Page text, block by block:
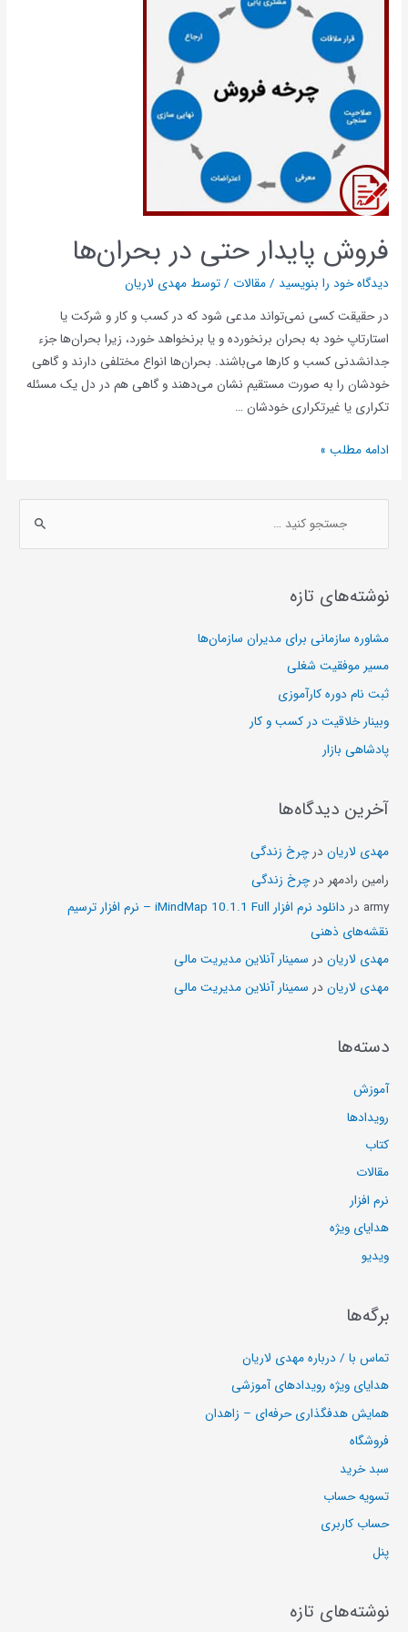
فروش پایدار حتی در بحران‌ها
دیدگاه‌ خود را بنویسید /مقالات / توسطمهدی لاریان
در حقیقت کسی نمی‌تواند مدعی شود که در کسب و کار و شرکت یا
استارتاپ خود به بحران برنخورده و یا برنخواهد خورد، زیرا بحران‌ها جزء
جدانشدنی کسب و کارها می‌باشند. بحران‌ها انواع مختلفی دارند و گاهی
خودشان را به صورت مستقیم نشان می‌دهند و گاهی هم در دل یک مسئله
تکراری یا غیرتکراری خودشان …
فروش
حتی
ادامه مطلب »
و
ی
نوشته‌های تازه
مشاوره سازمانی برای مدیران سازمان‌ها
مسیر موفقیت شغلی
ثبت نام دوره کارآموزی
وبینار خلاقیت در کسب و کار
پادشاهی بازار
آخرین دیدگاه‌ها
مهدی لاریان درچرخ زندگی
رامین رادمهر درچرخ زندگی
army در
دانلود نرم افزار iMindMap 10.1.1 Full – نرم افزار ترسیم
نقشه‌های ذهنی
مهدی لاریان در سمینار آنلاین مدیریت مالی
مهدی لاریان در سمینار آنلاین مدیریت مالی
دسته‌ها
آموزش
رویدادها
کتاب
مقالات
نرم افزار
هدایای ویژه
ویدیو
برگه‌ها
تماس با / درباره مهدی لاریان
هدایای ویژه رویدادهای آموزشی
همایش هدفگذاری حرفه‌ای – زاهدان
فروشگاه
سبد خرید
تسویه حساب
حساب کاربری
پنل
نوشته‌های تازه